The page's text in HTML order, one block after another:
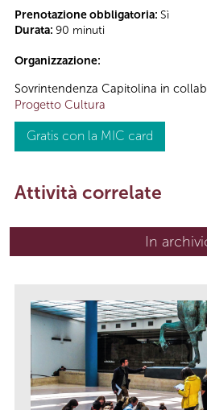
Prenotazione obbligatoria: Sì
Durata: 90 minuti
Organizzazione:
Sovrintendenza Capitolina in
Progetto Cultura
Gratis con la MIC card
Attività correlate
In